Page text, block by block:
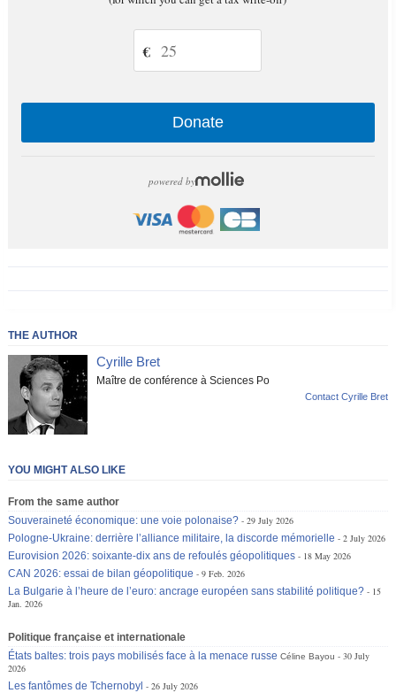
€
Donate
powered by
THE AUTHOR
Cyrille Bret
Maître de conférence à Sciences Po
Contact Cyrille Bret
YOU MIGHT ALSO LIKE
From the same author
Souveraineté économique: une voie polonaise?
29 July 2026
Pologne-Ukraine: derrière l’alliance militaire, la discorde mémorielle
2 July 2026
Eurovision 2026: soixante-dix ans de refoulés géopolitiques
18 May 2026
CAN 2026: essai de bilan géopolitique
9 Feb. 2026
La Bulgarie à l’heure de l’euro: ancrage européen sans stabilité politique?
15
Jan. 2026
Politique française et internationale
États baltes: trois pays mobilisés face à la menace russe Céline Bayou
30 July
2026
Les fantômes de Tchernobyl
26 July 2026